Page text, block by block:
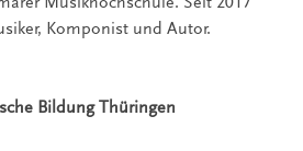
Komponist und Autor.
Bildung Thüringen